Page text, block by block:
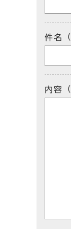
件名 （
内容 （